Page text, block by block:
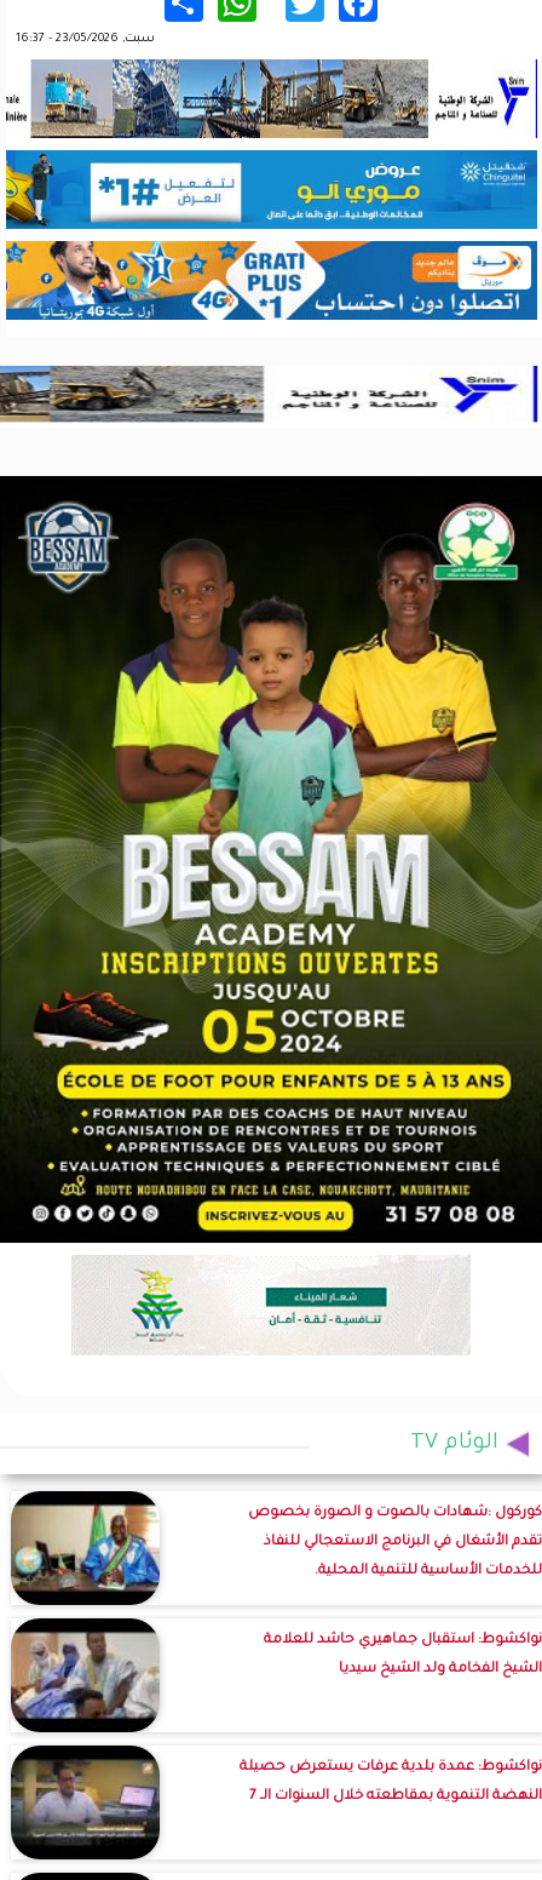
سبت, 23/05/2026 - 16:37
الوئام TV
كوركول :شهادات بالصوت و الصورة بخصوص
تقدم الأشغال في البرنامج الاستعجالي للنفاذ
للخدمات الأساسية للتنمية المحلية.
نواكشوط: استقبال جماهيري حاشد للعلامة
الشيخ الفخامة ولد الشيخ سيديا
نواكشوط: عمدة بلدية عرفات يستعرض حصيلة
النهضة التنموية بمقاطعته خلال السنوات الـ 7